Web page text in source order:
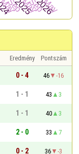
Eredmény
Pontszám
0 - 4 46
-16
1 - 1 43
3
1 - 1 40
3
2 - 0 33
7
0 - 2 36
-3